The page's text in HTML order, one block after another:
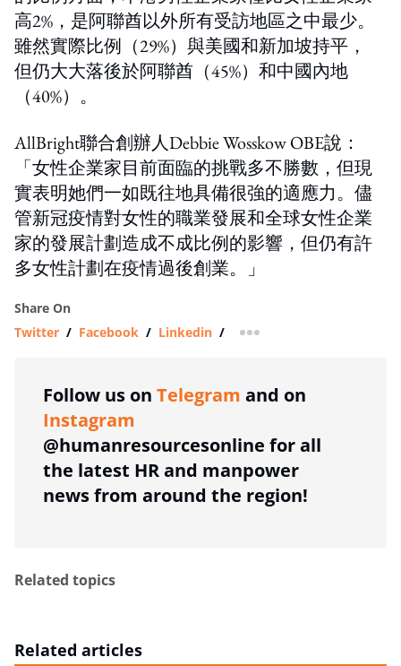
高2%，是阿聯酋以外所有受訪地區之中最少。
雖然實際比例（29%）與美國和新加坡持平，
但仍大大落後於阿聯酋（45%）和中國內地
（40%）。
AllBright聯合創辦人Debbie Wosskow OBE說：
「女性企業家目前面臨的挑戰多不勝數，但現
實表明她們一如既往地具備很強的適應力。儘
管新冠疫情對女性的職業發展和全球女性企業
家的發展計劃造成不成比例的影響，但仍有許
多女性計劃在疫情過後創業。」
Share On
Twitter / Facebook / Linkedin / more sharing option
Follow us on Telegram and on
Instagram
@humanresourcesonline for all
the latest HR and manpower
news from around the region!
Related topics
Related articles